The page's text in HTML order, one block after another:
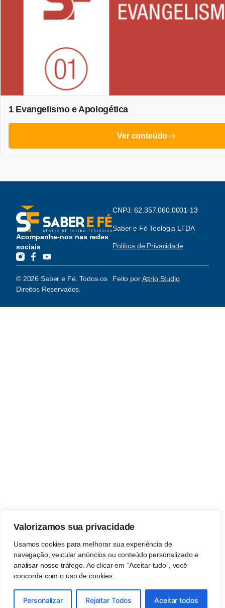
Valorizamos sua privacidade
Usamos cookies para melhorar sua experiência de
navegação, veicular anúncios ou conteúdo personalizado e
analisar nosso tráfego. Ao clicar em “Aceitar tudo”, você
concorda com o uso de cookies.
Personalizar Rejeitar Todos Aceitar todos
1 Evangelismo e Apologética
Ver conteúdo
Acompanhe-nos nas redes
sociais
CNPJ: 62.357.060.0001-13
Saber e Fé Teologia LTDA
Política de Privacidade
© 2026 Saber e Fé. Todos os
Direitos Reservados.
Feito porAttrio Studio